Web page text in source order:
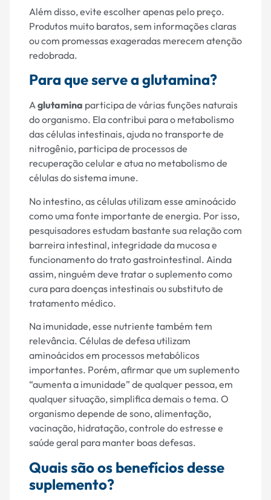
Além disso, evite escolher apenas pelo preço.
Produtos muito baratos, sem informações claras
ou com promessas exageradas merecem atenção
redobrada.
Para que serve a glutamina?
Aglutamina participa de várias funções naturais
do organismo. Ela contribui para o metabolismo
das células intestinais, ajuda no transporte de
nitrogênio, participa de processos de
recuperação celular e atua no metabolismo de
células do sistema imune.
No intestino, as células utilizam esse aminoácido
como uma fonte importante de energia. Por isso,
pesquisadores estudam bastante sua relação com
barreira intestinal, integridade da mucosa e
funcionamento do trato gastrointestinal. Ainda
assim, ninguém deve tratar o suplemento como
cura para doenças intestinais ou substituto de
tratamento médico.
Na imunidade, esse nutriente também tem
relevância. Células de defesa utilizam
aminoácidos em processos metabólicos
importantes. Porém, afirmar que um suplemento
“aumenta a imunidade” de qualquer pessoa, em
qualquer situação, simplifica demais o tema. O
organismo depende de sono, alimentação,
vacinação, hidratação, controle do estresse e
saúde geral para manter boas defesas.
Quais são os benefícios desse
suplemento?